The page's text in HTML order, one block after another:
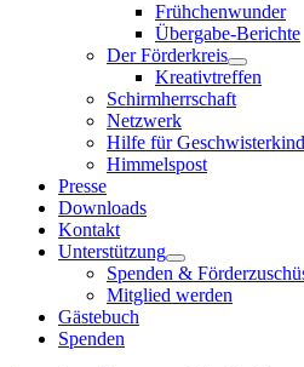
Frühchenwunder
Übergabe-Berichte
Der Förderkreis
Kreativtreffen
Schirmherrschaft
Netzwerk
Hilfe für
Himmelspost
Presse
Downloads
Kontakt
Unterstützung
Spenden &
Mitglied werden
Gästebuch
Spenden